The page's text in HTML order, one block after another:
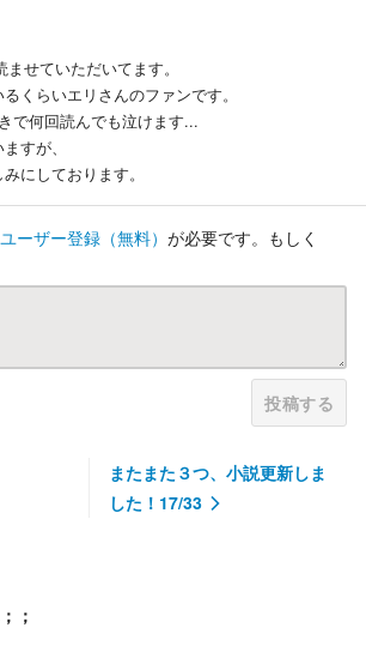
せていただいてます。
くらいエリさんのファンです。
で何回読んでも泣けます...
すが、
にしております。
ユーザー登録 （無料） が必要です。もしく
投稿する
またまた３つ、小説更新しま
した！17/33
；